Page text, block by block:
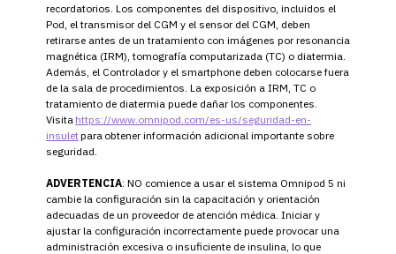
recordatorios. Los componentes del dispositivo, incluidos el
Pod, el transmisor del CGM y el sensor del CGM, deben
retirarse antes de un tratamiento con imágenes por resonancia
magnética (IRM), tomografía computarizada (TC) o diatermia.
Además, el Controlador y el smartphone deben colocarse fuera
de la sala de procedimientos. La exposición a IRM, TC o
tratamiento de diatermia puede dañar los componentes.
Visita https://www.omnipod.com/es-us/seguridad-en-
insuletpara obtener información adicional importante sobre
seguridad.
ADVERTENCIA: NO comience a usar el sistema Omnipod 5 ni
cambie la configuración sin la capacitación y orientación
adecuadas de un proveedor de atención médica. Iniciar y
ajustar la configuración incorrectamente puede provocar una
administración excesiva o insuficiente de insulina, lo que